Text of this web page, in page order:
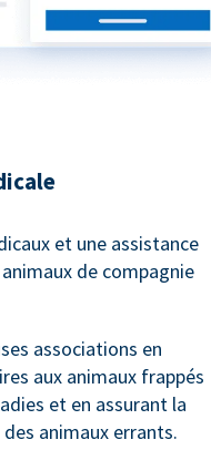
et une assistance
de compagnie
associations en
aux animaux frappés
et en assurant la
animaux errants.